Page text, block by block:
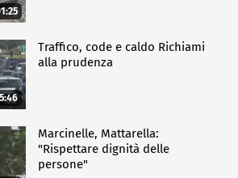
Traffico, code e caldo Richiami
alla prudenza
Marcinelle, Mattarella:
"Rispettare dignità delle
persone"